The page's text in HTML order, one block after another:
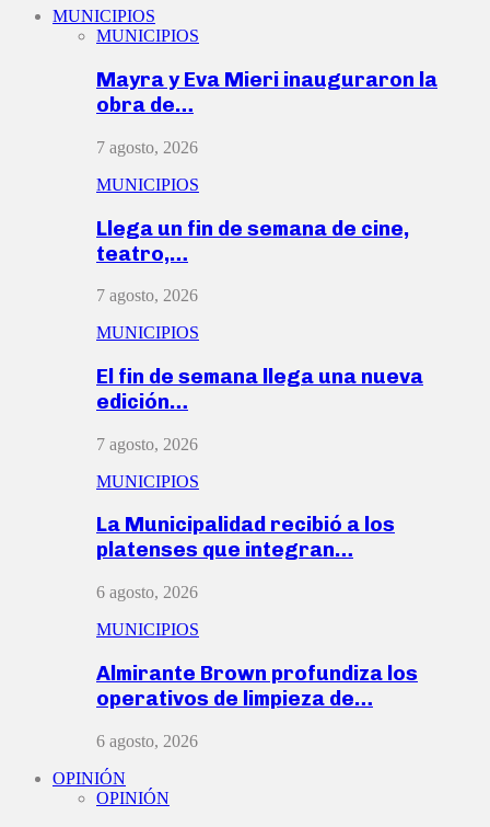
MUNICIPIOS
MUNICIPIOS
Mayra y Eva Mieri inauguraron la
obra de…
7 agosto, 2026
MUNICIPIOS
Llega un fin de semana de cine,
teatro,…
7 agosto, 2026
MUNICIPIOS
El fin de semana llega una nueva
edición…
7 agosto, 2026
MUNICIPIOS
La Municipalidad recibió a los
platenses que integran…
6 agosto, 2026
MUNICIPIOS
Almirante Brown profundiza los
operativos de limpieza de…
6 agosto, 2026
OPINIÓN
OPINIÓN